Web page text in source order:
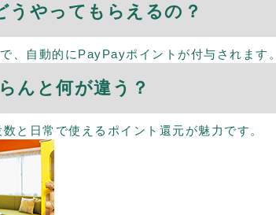
やってもらえるの？
、自動的にPayPayポイントが付与されます。
んと何が違う？
と日常で使えるポイント還元が魅力です。